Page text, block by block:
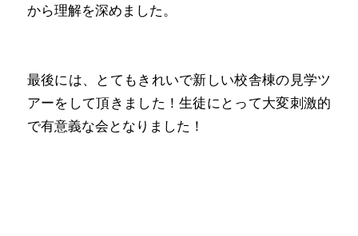
から理解を深めました。
最後には、とてもきれいで新しい校舎棟の見学ツ
アーをして頂きました！生徒にとって大変刺激的
で有意義な会となりました！